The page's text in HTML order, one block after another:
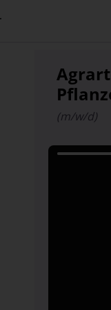
(m/w/d)